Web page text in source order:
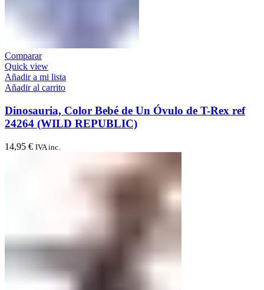
Comparar
Quick view
Añadir a mi lista
Añadir al carrito
Dinosauria, Color Bebé de Un Óvulo de T-Rex ref
24264 (WILD REPUBLIC)
14,95 € IVA inc.